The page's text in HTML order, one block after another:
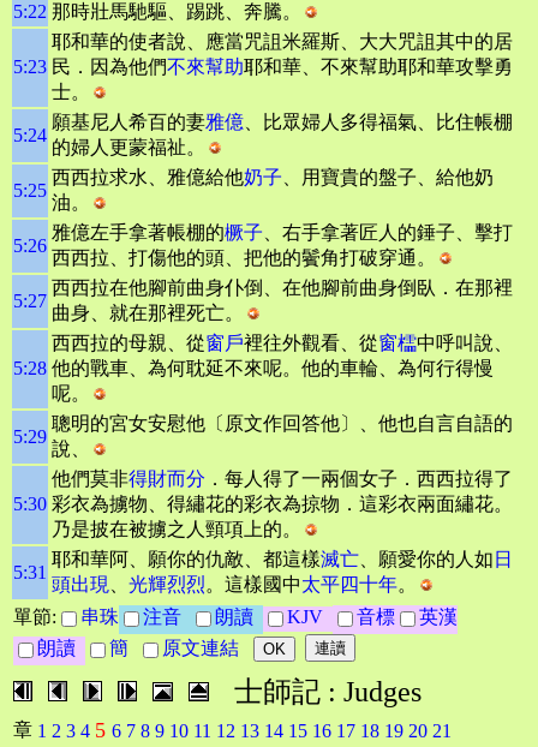
5:22 那時壯馬馳驅、踢跳、奔騰。
5:23
耶和華的使者說、應當咒詛米羅斯、大大咒詛其中的居
民．因為他們不來幫助耶和華、不來幫助耶和華攻擊勇
士。
5:24
願基尼人希百的妻雅億 、比眾婦人多得福氣、比住帳棚
的婦人更蒙福祉。
5:25
西西拉求水、雅億給他奶子 、用寶貴的盤子、給他奶
油。
5:26
雅億左手拿著帳棚的橛子 、右手拿著匠人的錘子、擊打
西西拉、打傷他的頭、把他的鬢角打破穿通。
5:27
西西拉在他腳前曲身仆倒、在他腳前曲身倒臥．在那裡
曲身、就在那裡死亡。
5:28
西西拉的母親、從窗戶裡往外觀看、從窗櫺中呼叫說、
他的戰車、為何耽延不來呢。他的車輪、為何行得慢
呢。
5:29
聰明的宮女安慰他〔原文作回答他〕、他也自言自語的
說、
5:30
他們莫非得財而分 ．每人得了一兩個女子．西西拉得了
彩衣為擄物、得繡花的彩衣為掠物．這彩衣兩面繡花。
乃是披在被擄之人頸項上的。
5:31
耶和華阿、願你的仇敵、都這樣滅亡 、願愛你的人如 日
頭出現
光輝烈烈。這樣國中太平四十年。
單節:
串珠 注音 朗讀 KJV 音標
英漢
朗讀
簡 原文連結
士師記 : Judges
章 1 2 3 4 5 6 7 8 9 10 11 12 13 14 15 16 17 18 19 20 21